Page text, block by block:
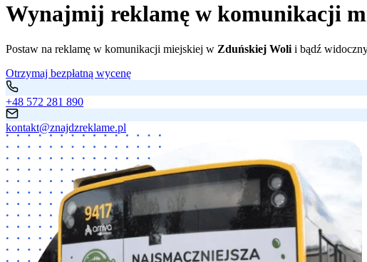
Wynajmij reklamę w komunikacji
Postaw na reklamę w komunikacji miejskiej w Zduńskiej Woli i bądź
Otrzymaj bezpłatną wycenę
+48 572 281 890
kontakt@znajdzreklame.pl